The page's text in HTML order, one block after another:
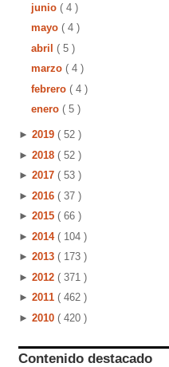
junio ( 4 )
mayo ( 4 )
abril ( 5 )
marzo ( 4 )
febrero ( 4 )
enero ( 5 )
► 2019 ( 52 )
► 2018 ( 52 )
► 2017 ( 53 )
► 2016 ( 37 )
► 2015 ( 66 )
► 2014 ( 104 )
► 2013 ( 173 )
► 2012 ( 371 )
► 2011 ( 462 )
► 2010 ( 420 )
Contenido destacado